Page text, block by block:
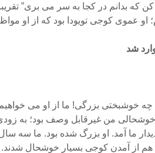
که بدانم در کجا به سر می بری”
او عموی کوجی تویودا بود که از او
شد
چه خوشبختی بزرگی! ما از او می خواهیم
خوشحالی من غیرقابل وصف بود؛ به
ما آمد. او بزرگ شده بود. ما سه سال
هم از آمدن کوجی بسیار خوشحال شدند.